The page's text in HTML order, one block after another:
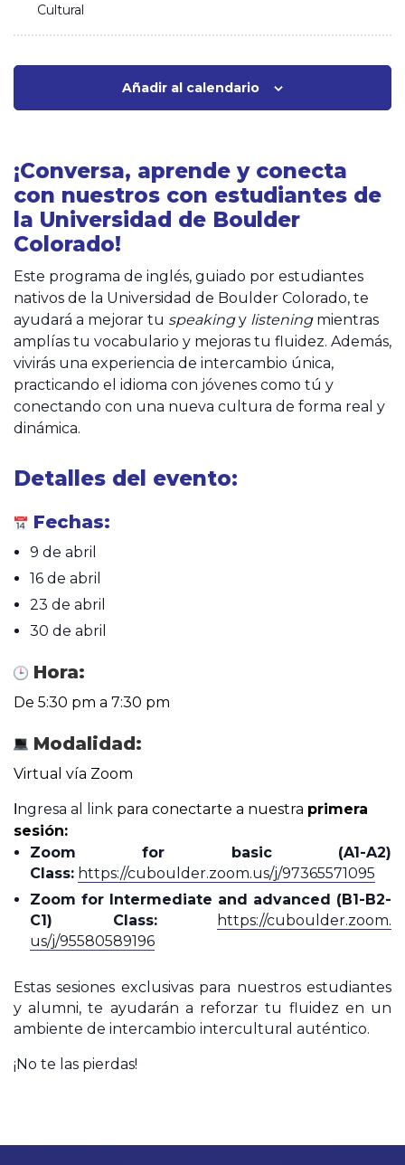
Cultural
Añadir al calendario
¡Conversa, aprende y conecta
con nuestros con estudiantes de
la Universidad de Boulder
Colorado!
Este programa de inglés, guiado por estudiantes
nativos de la Universidad de Boulder Colorado, te
ayudará a mejorar tu speakingy listeningmientras
amplías tu vocabulario y mejoras tu fluidez. Además,
vivirás una experiencia de intercambio única,
practicando el idioma con jóvenes como tú y
conectando con una nueva cultura de forma real y
dinámica.
Detalles del evento:
Fechas:
9 de abril
16 de abril
23 de abril
30 de abril
Hora:
De 5:30 pm a 7:30 pm
Modalidad:
Virtual vía Zoom
ngresa al link para conectarte a nuestra primera
sesión:
Zoom for basic (A1-A2)
Class: https://cuboulder.zoom.us/j/97365571095
Zoom for Intermediate and advanced (B1-B2-
C1) Class:
https://cuboulder.zoom.
us/j/95580589196
Estas sesiones exclusivas para nuestros estudiantes
y alumni, te ayudarán a reforzar tu fluidez en un
ambiente de intercambio intercultural auténtico.
¡No te las pierdas!